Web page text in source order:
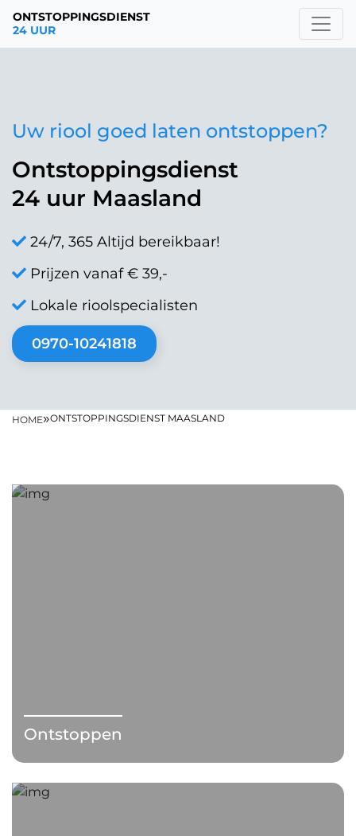
ONTSTOPPINGSDIENST
24 UUR
Uw riool goed laten ontstoppen?
Ontstoppingsdienst
24 uur Maasland
24/7, 365 Altijd bereikbaar!
Prijzen vanaf € 39,-
Lokale rioolspecialisten
0970-10241818
HOME»ONTSTOPPINGSDIENST MAASLAND
Ontstoppen